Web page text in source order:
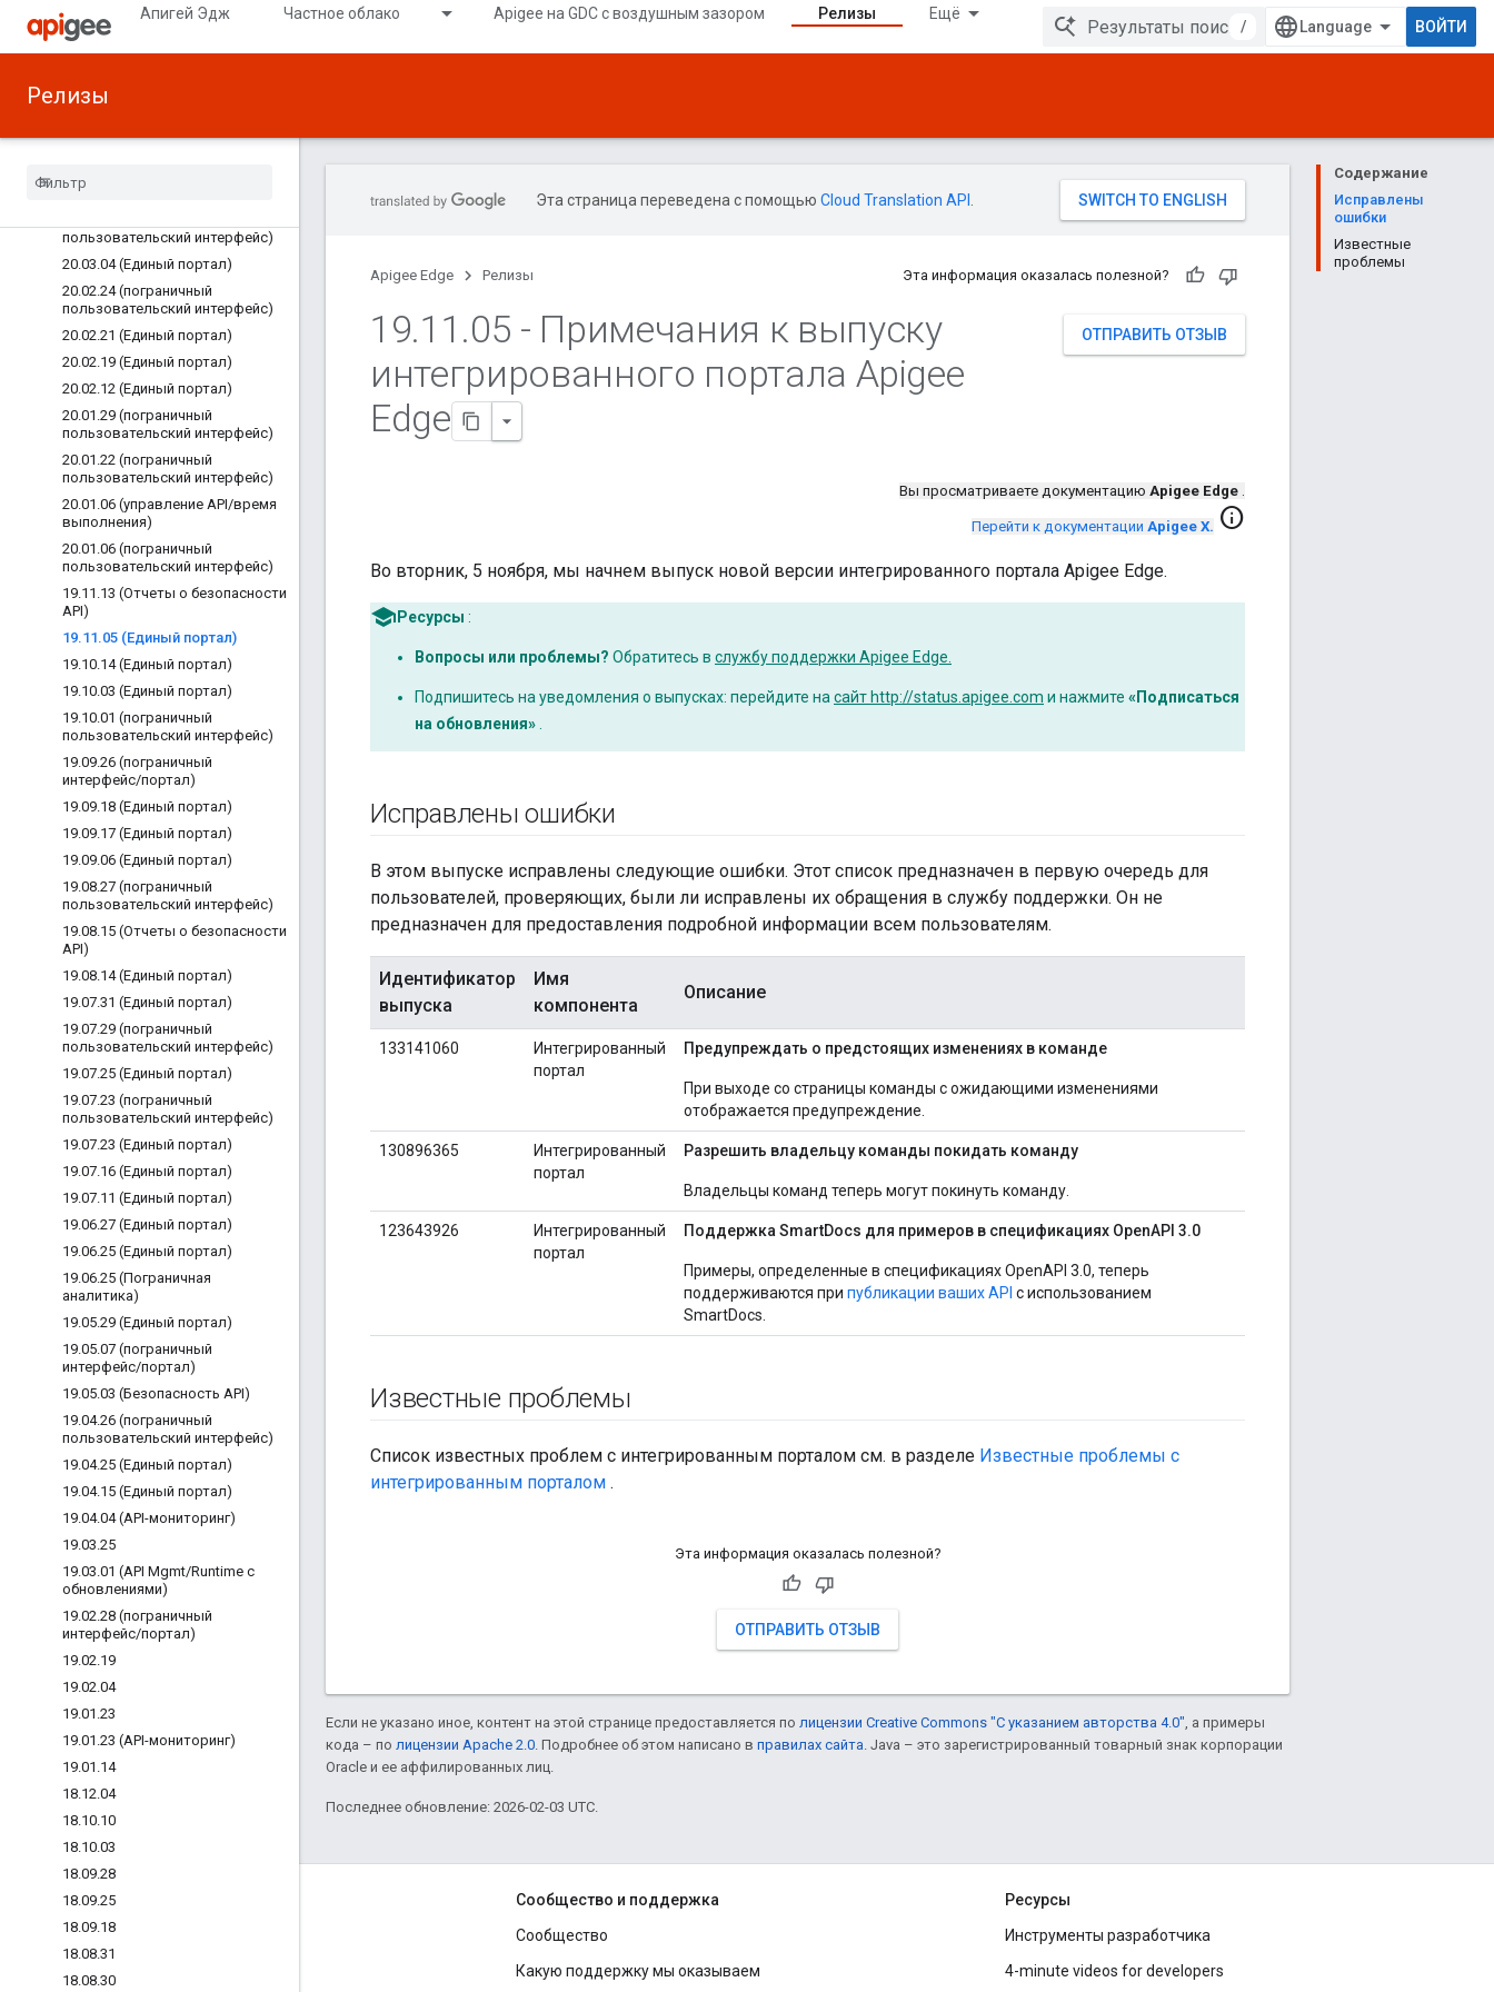
Апигей Эдж Частное облако Apigee на GDC с воздушным зазором Релизы Ещё
/ ВОЙТИ
Релизы
20.05.14 (Аналитика)
20.04.20 (Единый портал)
пользовательский интерфейс)
пользовательский интерфейс)
пользовательский интерфейс)
20.03.04 (Единый портал)
20.02.24 (пограничный
пользовательский интерфейс)
20.02.21 (Единый портал)
20.02.19 (Единый портал)
20.02.12 (Единый портал)
20.01 .29 (пограничный
пользовательский интерфейс)
20.01 .22 (пограничный
пользовательский интерфейс)
20.01 .06 (управление API/время
выполнения)
20.01 .06 (пограничный
пользовательский интерфейс)
19.11 .13 (Отчеты о безопасности
API)
19.11.05 (Единый портал)
19.10.14 (Единый портал)
19.10.03 (Единый портал)
19.10.01 (пограничный
пользовательский интерфейс)
19.09.26 (пограничный
интерфейс/портал)
19.09.18 (Единый портал)
19.09.17 (Единый портал)
19.09.06 (Единый портал)
19.08.27 (пограничный
пользовательский интерфейс)
19.08.15 (Отчеты о безопасности
API)
19.08.14 (Единый портал)
19.07.31 (Единый портал)
19.07.29 (пограничный
пользовательский интерфейс)
19.07.25 (Единый портал)
19.07.23 (пограничный
пользовательский интерфейс)
19.07.23 (Единый портал)
19.07.16 (Единый портал)
19.07.11 (Единый портал)
19.06.27 (Единый портал)
19.06.25 (Единый портал)
19.06.25 (Пограничная
аналитика)
19.05.29 (Единый портал)
19.05.07 (пограничный
интерфейс/портал)
19.05.03 (Безопасность API)
19.04.26 (пограничный
пользовательский интерфейс)
19.04.25 (Единый портал)
19.04.15 (Единый портал)
19.04.04 (API-мониторинг)
19.03.25
19.03.01 (API Mgmt/Runtime с
обновлениями)
19.02.28 (пограничный
интерфейс/портал)
19.02.19
19.02.04
19.01 .23
19.01 .23 (API-мониторинг)
19.01 .14
18.12.04
18.10.10
18.10.03
18.09.28
18.09.25
18.09.18
18.08.31
18.08.30
Содержание
Исправлены
ошибки
Известные
проблемы
Эта страница переведена с помощью Cloud Translation API
Apigee Edge Релизы Эта информация оказалась полезной?
ОТПРАВИТЬ ОТЗЫВ
19.11 .05 - Примечания к выпуску
интегрированного портала Apigee
Edge
Вы просматриваете документацию Apigee Edge .
Перейти к документации Apigee X. info
Во вторник, 5 ноября, мы начнем выпуск новой версии интегрированного портала Apigee Edge.
Ресурсы :
Вопросы или проблемы? Обратитесь в службу поддержки Apigee Edge.
Подпишитесь на уведомления о выпусках: перейдите на сайт http://status.apigee.com и нажмите «Подписаться
на обновления»
Исправлены ошибки
В этом выпуске исправлены следующие ошибки. Этот список предназначен в первую очередь для
пользователей, проверяющих, были ли исправлены их обращения в службу поддержки. Он не
предназначен для предоставления подробной информации всем пользователям.
Идентификатор
выпуска
Имя
компонента
Описание
133141060
Интегрированный
портал
Предупреждать о предстоящих изменениях в команде
При выходе со страницы команды с ожидающими изменениями
отображается предупреждение.
130896365
Интегрированный
портал
Разрешить владельцу команды покидать команду
Владельцы команд теперь могут покинуть команду.
123643926
Интегрированный
портал
Поддержка SmartDocs для примеров в спецификациях OpenAPI 3.0
Примеры, определенные в спецификациях OpenAPI 3.0, теперь
поддерживаются при публикации ваших API с использованием
SmartDocs.
Известные проблемы
Список известных проблем с интегрированным порталом см. в разделе Известные проблемы с
интегрированным порталом .
Эта информация оказалась полезной?
ОТПРАВИТЬ ОТЗЫВ
Если не указано иное, контент на этой странице предоставляется по лицензии Creative Commons "С указанием авторства 4.0", а примеры
кода – по лицензии Apache 2.0. Подробнее об этом написано в правилах сайта. Java – это зарегистрированный товарный знак корпорации
Oracle и ее аффилированных лиц.
Последнее обновление: 2026-02-03 UTC.
О компании Apigee
We're part of Google
Сообщество и поддержка
Сообщество
Какую поддержку мы оказываем
Ресурсы
Инструменты разработчика
4-minute videos for developers